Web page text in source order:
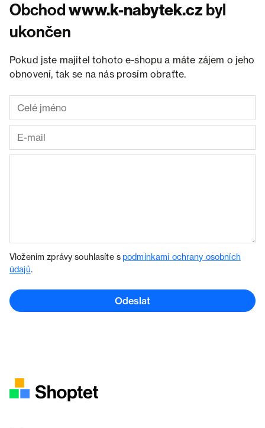
Obchodwww.k-nabytek.cz byl
ukončen
Pokud jste majitel tohoto e-shopu a máte zájem o jeho
obnovení, tak se na nás prosím obraťte.
Vložením zprávy souhlasíte spodmínkami ochrany osobních
údajů.
Odeslat